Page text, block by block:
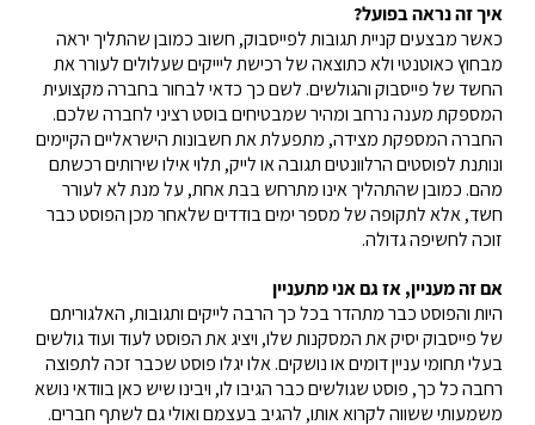
איך זה נראה בפועל?
כאשר מבצעים קניית תגובות לפייסבוק, חשוב כמובן שהתליך יראה
מבחוץ כאוטנטי ולא כתוצאה של רכישת ליייקים שעלולים לעורר את
החשד של פייסבוק והגולשים. לשם כך כדאי לבחור בחברה מקצועית
המספקת מענה נרחב ומהיר שמבטיחים בוסט רציני לחברה שלכם.
החברה המספקת מצידה, מתפעלת את חשבונות הישראליים הקיימים
ונותנת לפוסטים הרלוונטים תגובה או לייק, תלוי אילו שירותים רכשתם
מהם. כמובן שהתהליך אינו מתרחש בבת אחת, על מנת לא לעורר
חשד, אלא לתקופה של מספר ימים בודדים שלאחר מכן הפוסט כבר
זוכה לחשיפה גדולה.
אם זה מעניין, אז גם אני מתעניין
היות והפוסט כבר מתהדר בכל כך הרבה לייקים ותגובות, האלגוריתם
של פייסבוק יסיק את המסקנות שלו, ויציג את הפוסט לעוד ועוד גולשים
בעלי תחומי עניין דומים או נושקים. אלו יגלו פוסט שכבר זכה לתפוצה
רחבה כל כך, פוסט שגולשים כבר הגיבו לו, ויבינו שיש כאן בוודאי נושא
משמעותי ששווה לקרוא אותו, להגיב בעצמם ואולי גם לשתף חברים.